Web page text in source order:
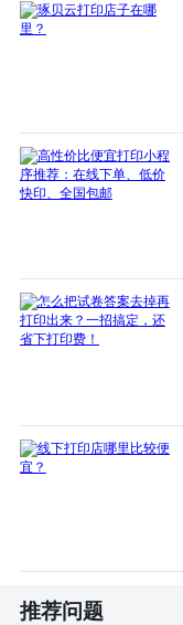
推荐问题